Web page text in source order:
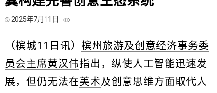
2025年7月11日
（槟城11日讯） 槟州旅游及创意经济事务委
员会主席黄汉伟指出，纵使人工智能迅速发
展，但仍无法在美术及创意思维方面取代人